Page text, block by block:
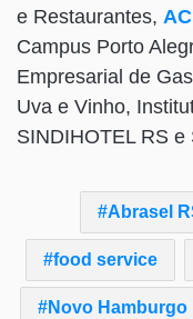
e Restaurantes,
Campus Porto
Empresarial de
Uva e Vinho,
SINDIHOTEL RS e
Abrasel
food service
Novo Hamburgo